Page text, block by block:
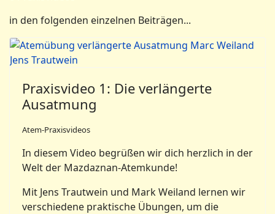
in den folgenden einzelnen Beiträgen...
Praxisvideo 1: Die verlängerte
Ausatmung
Atem-Praxisvideos
In diesem Video begrüßen wir dich herzlich in der
Welt der Mazdaznan-Atemkunde!
Mit Jens Trautwein und Mark Weiland lernen wir
verschiedene praktische Übungen, um die